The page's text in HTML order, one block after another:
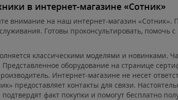
в интернет-магазине «Сотник»
внимание на наш интернет-магазин
Готовы проконсультировать,
классическими моделями и новинками.
оборудование на странице
Интернет-магазине не несет
предоставляет контакты для связи.
факт покупки и помогут бесплатно